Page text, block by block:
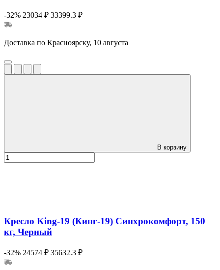
-32% 23034 ₽ 33399.3 ₽
Доставка по Красноярску, 10 августа
В корзину
Кресло King-19 (Кинг-19) Синхрокомфорт, 150
кг, Черный
-32% 24574 ₽ 35632.3 ₽